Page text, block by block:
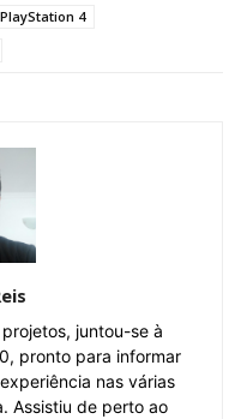
PlayStation 4
juntou-se à
pronto para informar
nas várias
Assistiu de perto ao